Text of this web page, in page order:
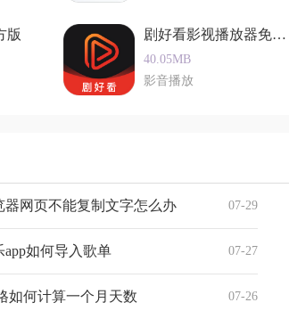
版 剧好看影视播放器免费正版
40.05MB
影音播放
07-29
器网页不能复制文字怎么办
07-27
app如何导入歌单
07-26
如何计算一个月天数